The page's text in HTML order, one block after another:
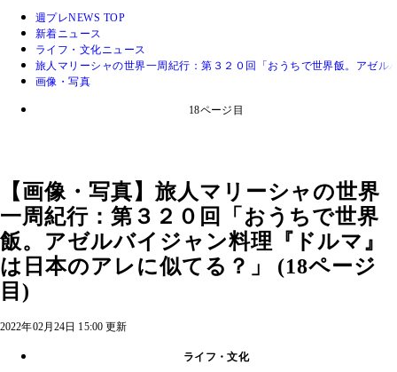
週プレNEWS TOP
新着ニュース
ライフ・文化ニュース
旅人マリーシャの世界一周紀行：第３２０回「おうちで世界飯。アゼ
画像・写真
18ページ目
【画像・写真】旅人マリーシャの世界
一周紀行：第３２０回「おうちで世界
飯。アゼルバイジャン料理『ドルマ』
は日本のアレに似てる？」 (18ページ
目)
2022年02月24日 15:00 更新
ライフ・文化